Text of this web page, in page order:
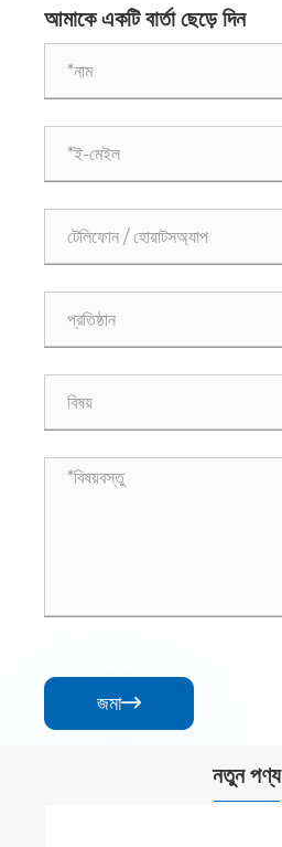
আমাকে একটি বার্তা ছেড়ে দিন
জমা
নতুন পণ্য